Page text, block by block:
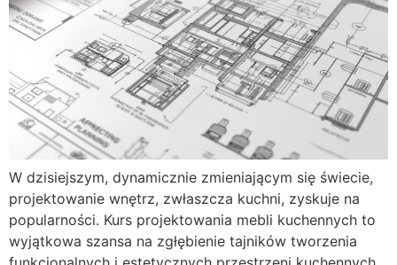
W dzisiejszym, dynamicznie zmieniającym się świecie,
projektowanie wnętrz, zwłaszcza kuchni, zyskuje na
popularności. Kurs projektowania mebli kuchennych to
wyjątkowa szansa na zgłębienie tajników tworzenia